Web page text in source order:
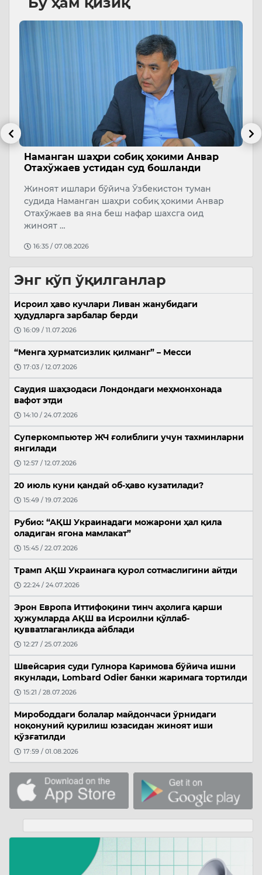
Наманган шаҳри собиқ ҳокими Анвар
Отахўжаев устидан суд бошланди
Жиноят ишлари бўйича Ўзбекистон туман
судида Наманган шаҳри собиқ ҳокими Анвар
Отахўжаев ва яна беш нафар шахсга оид
жиноят …
16:35 / 07.08.2026
Энг кўп ўқилганлар
Исроил ҳаво кучлари Ливан жанубидаги
ҳудудларга зарбалар берди
16:09 / 11.07.2026
“Менга ҳурматсизлик қилманг” – Месси
17:03 / 12.07.2026
Саудия шаҳзодаси Лондондаги меҳмонхонада
вафот этди
14:10 / 24.07.2026
Суперкомпьютер ЖЧ ғолиблиги учун тахминларни
янгилади
12:57 / 12.07.2026
20 июль куни қандай об-ҳаво кузатилади?
15:49 / 19.07.2026
Рубио: “АҚШ Украинадаги можарони ҳал қила
оладиган ягона мамлакат”
15:45 / 22.07.2026
Трамп АҚШ Украинага қурол сотмаслигини айтди
22:24 / 24.07.2026
Эрон Европа Иттифоқини тинч аҳолига қарши
ҳужумларда АҚШ ва Исроилни қўллаб-
қувватлаганликда айблади
12:27 / 25.07.2026
Швейсария суди Гулнора Каримова бўйича ишни
якунлади, Lombard Odier банки жаримага тортилди
15:21 / 28.07.2026
Мирободдаги болалар майдончаси ўрнидаги
ноқонуний қурилиш юзасидан жиноят иши
қўзғатилди
17:59 / 01.08.2026